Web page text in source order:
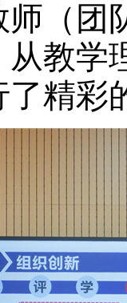
（团
从教学
精彩